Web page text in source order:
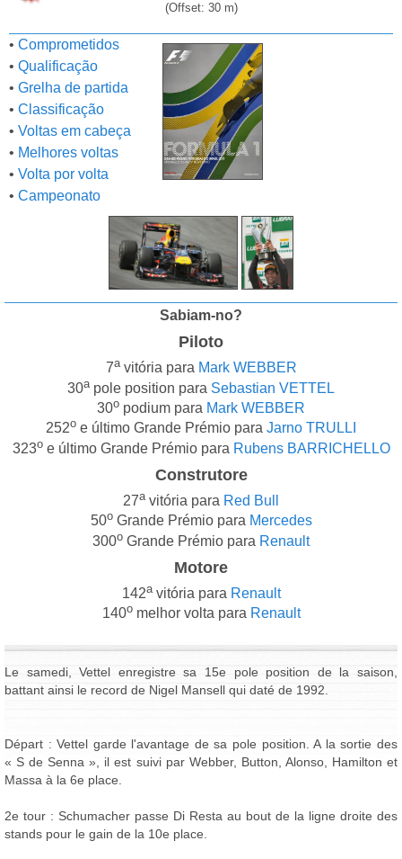
(Offset: 30 m)
• Comprometidos
• Qualificação
• Grelha de partida
• Classificação
• Voltas em cabeça
• Melhores voltas
• Volta por volta
• Campeonato
Sabiam-no?
Piloto
7avitória para Mark WEBBER
30apole position para Sebastian VETTEL
30o podium para Mark WEBBER
252o e último Grande Prémio para Jarno TRULLI
323oe último Grande Prémio para Rubens BARRICHELLO
Construtore
27avitória para Red Bull
50oGrande Prémio para Mercedes
300o Grande Prémio para Renault
Motore
142avitória para Renault
140omelhor volta para Renault
Le samedi, Vettel enregistre sa 15e pole position de la saison,
battant ainsi le record de Nigel Mansell qui daté de 1992.
Départ : Vettel garde l'avantage de sa pole position. A la sortie des
« S de Senna », il est suivi par Webber, Button, Alonso, Hamilton et
Massa à la 6e place.
2e tour : Schumacher passe Di Resta au bout de la ligne droite des
stands pour le gain de la 10e place.